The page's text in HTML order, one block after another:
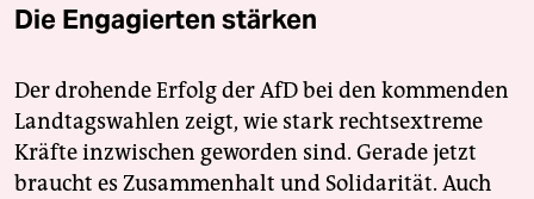
Die Engagierten stärken
Der drohende Erfolg der AfD bei den kommenden
Landtagswahlen zeigt, wie stark rechtsextreme
Kräfte inzwischen geworden sind. Gerade jetzt
braucht es Zusammenhalt und Solidarität. Auch